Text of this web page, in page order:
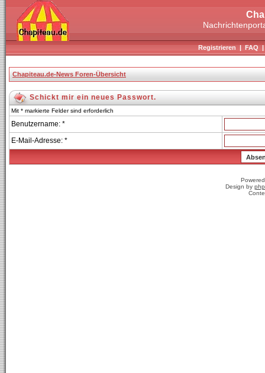
Registrieren|FAQ
Chapiteau.de-News Foren-Übersicht
Schickt mir ein neues Passwort.
Mit * markierte Felder sind erforderlich
Benutzername: *
E-Mail-Adresse: *
Design by